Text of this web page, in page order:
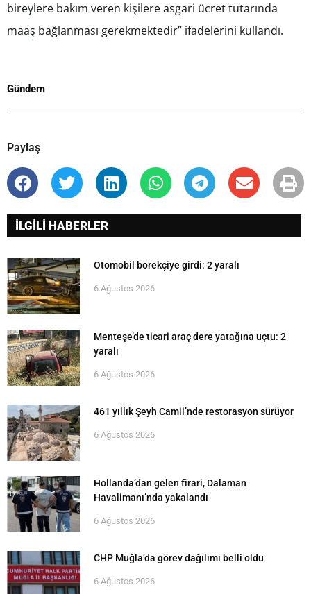
bireylere bakım veren kişilere asgari ücret tutarında
maaş bağlanması gerekmektedir” ifadelerini kullandı.
Gündem
Paylaş
İLGİLİ HABERLER
Otomobil börekçiye girdi: 2 yaralı
6 Ağustos 2026
Menteşe’de ticari araç dere yatağına uçtu: 2
yaralı
6 Ağustos 2026
461 yıllık Şeyh Camii’nde restorasyon sürüyor
6 Ağustos 2026
Hollanda’dan gelen firari, Dalaman
Havalimanı’nda yakalandı
6 Ağustos 2026
CHP Muğla’da görev dağılımı belli oldu
6 Ağustos 2026